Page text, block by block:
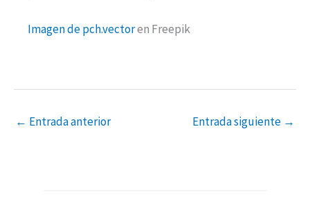
Imagen de pch.vectoren Freepik
← Entrada anterior Entrada siguiente →